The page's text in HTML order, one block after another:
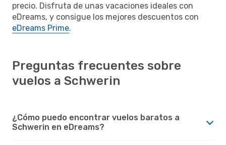
precio. Disfruta de unas vacaciones ideales con
eDreams, y consigue los mejores descuentos con
eDreams Prime.
Preguntas frecuentes sobre
vuelos a Schwerin
¿Cómo puedo encontrar vuelos baratos a
Schwerin en eDreams?